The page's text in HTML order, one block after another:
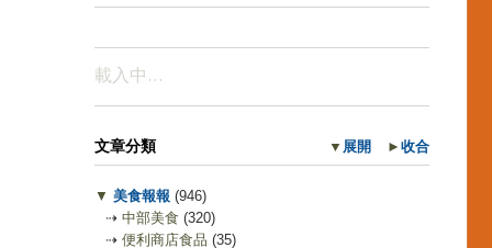
載入中…
▼ 展開 ► 收合
文章分類
▼ 美食報報 (946)
⇢ 中部美食 (320)
⇢ 便利商店食品 (35)